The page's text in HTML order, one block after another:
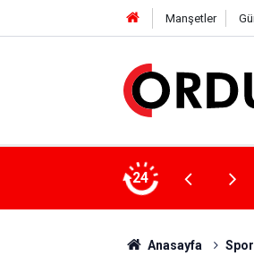
Manşetler
24
KURUCU KADROSU AÇIKLANDI
Anasayfa Spor